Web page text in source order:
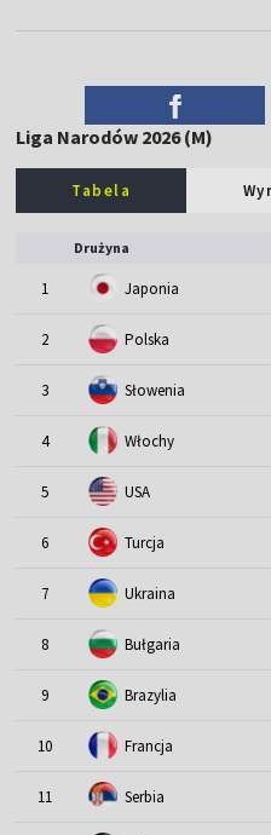
Liga Narodów 2026 (M)
Tabela
Drużyna
1 Japonia
2 Polska
3 Słowenia
4 Włochy
5 USA
6 Turcja
7 Ukraina
8 Bułgaria
9 Brazylia
10 Francja
11 Serbia